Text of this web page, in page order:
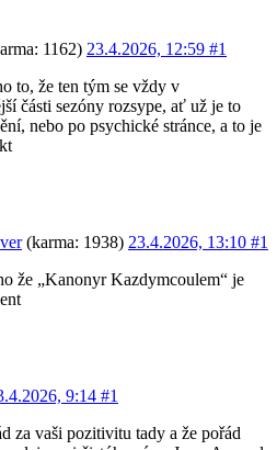
1162) 23.4.2026, 12:59 #1
to, že ten tým se vždy v
části sezóny rozsype, ať už je to
nebo po psychické stránce, a to je
(karma: 1938) 23.4.2026, 13:10 #1
že „Kanonyr Kazdymcoulem“ je
9:14 #1
za vaši pozitivitu tady a že pořád